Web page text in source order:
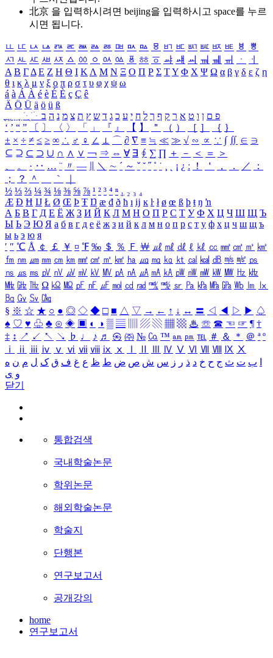
北京 을 입력하시려면 beijing을 입력하시고 space를 누르
시면 됩니다.
ㅥ ㅦ ㅧ ㅨ ㅩ ㅪ ㅫ ㅬ ㅭ ㅮ ㅯ ㅰ ㅱ ㅲ ㅳ ㅴ ㅵ ㅶ ㅷ ㅸ
ㅹ
ㅺ ㅻ ㅼ ㅽ ㅾ ㅿ ㆀ ㆁ ㆂ ㆃ ㆄ ㆅ ㆆ ㆇ ㆈ ㆉ ㆊ ㆋ ㆌ ㆍ
ㆎ
Α Β ΓΔ Ε Ζ Η Θ Ι ΚΛ Μ Ν Ξ Ο Π Ρ Σ ΤΥ Φ Χ Ψ Ω α β γ δ ε ζ η
θ ι κ λ μ ν ξ ο π ρ σ τ υ φ χ ψ ω
á à Á À é è É È ç Ç ê
Ä Ö Ü ä ö ü ß
ִֶֹ ֻּ ׁׂ פ ם ן ו ט א ר ק ף ך ל ח י ע כ ג ד ש ץ ת צ מ נ ה ב
‘ ’ “ ” 〔 〕 〈 〉 「 」 『 』 【 】 ＂ （ ） ［ ］ ｛ ｝
± × ÷ ≠ ≤ ≥ ∞ ∴ ♂ ♀ ∠ ⊥ ⌒ ∂ ∇ ≡ ≒ ≪ ≫ √ ∽ ∝ ∵ ∫ ∬ ∈ ∋
⊆ ⊇ ⊂ ⊃ ∪ ∩ ∧ ∨ ￢ ⇒ ⇔ ∀ ∃ ∮ ∑ ∏ ＋ － ＜ ＝
＞
、
。 · ‥ … ¨ 〃 ― ＼ ∼ ´ ～ ˇ ˘ ˝ ˚ ˙ ¸ ¡ ¿ ː ！ ＇ ， ． ／
：
；
？ ＾ ｀
½ ⅓ ⅔ ¼ ¾ ⅛ ⅜ ⅝ ⅞ ¹ ² ³ ⁴ ⁿ ₁ ₂ ₃ ₄
Æ Ð Ħ Ĳ Ł Ø Œ Þ Ŧ Ŋ æ đ ð ħ ı ĳ ĸ ŀ ł ø œ ß þ ŧ ŋ ŉ
А Б В Г Д Е Ё Ж З И Й К Л М Н О П Р С Т У Ф Х Ц Ч Ш Щ Ъ
Ы Ь Э Ю Я а б в г д е ё ж з и й к л м н о п р с т у ф х ц ч ш щ ъ
ы ь э ю я
′ ″ ℃ Å ￠ ￡ ￥ ¤ ℉ ‰ ＄ ％ Ｆ ￦ ㎕ ㎖ ㎗ ℓ ㎘ ㏄ ㎣ ㎤ ㎥ ㎦
㎙ ㎚ ㎛ ㎜ ㎝ ㎞ ㎟ ㎠ ㎡ ㎢ ㏊ ㎍ ㎎ ㎏ ㏏ ㎈ ㎉ ㏈ ㎧ ㎨ ㎰
㎱ ㎲ ㎳ ㎴ ㎵ ㎶ ㎷ ㎸ ㎹ ㎀ ㎁ ㎂ ㎃ ㎄ ㎺ ㎻ ㎽ ㎾ ㎿ ㎐ ㎑
㎒ ㎓ ㎔ Ω ㏀ ㏁ ㎊ ㎋ ㎌ ㏖ ㏅ ㎭ ㎮ ㎯ ㏛ ㎩ ㎪ ㎫ ㎬ ㏝ ㏐
㏓
㏃ ㏉ ㏜ ㏆
§ ※ ☆ ★ ○ ● ◎ ◇ ◆ □ ■ △ ▽ → ← ↑ ↓ ↔ 〓 ◁ ◀ ▷ ▶ ♤
♠ ♡ ♥ ♧ ♣ ⊙ ◈ ▣ ◐ ◑ ▒ ▤ ▨ ▧ ▦ ▩ ♨ ☏ ☎ ☜ ☞ ¶ †
‡ ↕ ↗ ↙ ↖ ↘ ♭ ♩ ♪ ♬ ㉿ ㈜ № ㏇ ™ ㏂ ㏘ ℡ ＃ ＆ ＊ ＠ ª º
ⅰ
ⅱ ⅲ ⅳ ⅴ ⅵ ⅶ ⅷ ⅸ ⅹ Ⅳ Ⅴ Ⅵ Ⅶ Ⅷ Ⅸ Ⅹ
ب ت ث ج ح خ د ذ ر ز س ش ص ض ط ظ ع غ ف ق ک ل م ن ه
و ی
닫기
통합검색
국내학술논문
학위논문
해외학술논문
학술지
단행본
연구보고서
공개강의
home
연구보고서